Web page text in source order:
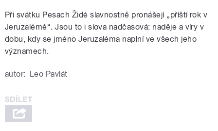
Při svátku Pesach Židé slavnostně pronášejí „příští rok v
Jeruzalémě“. Jsou to i slova nadčasová: naděje a víry v
dobu, kdy se jméno Jeruzaléma naplní ve všech jeho
významech.
autor: Leo Pavlát